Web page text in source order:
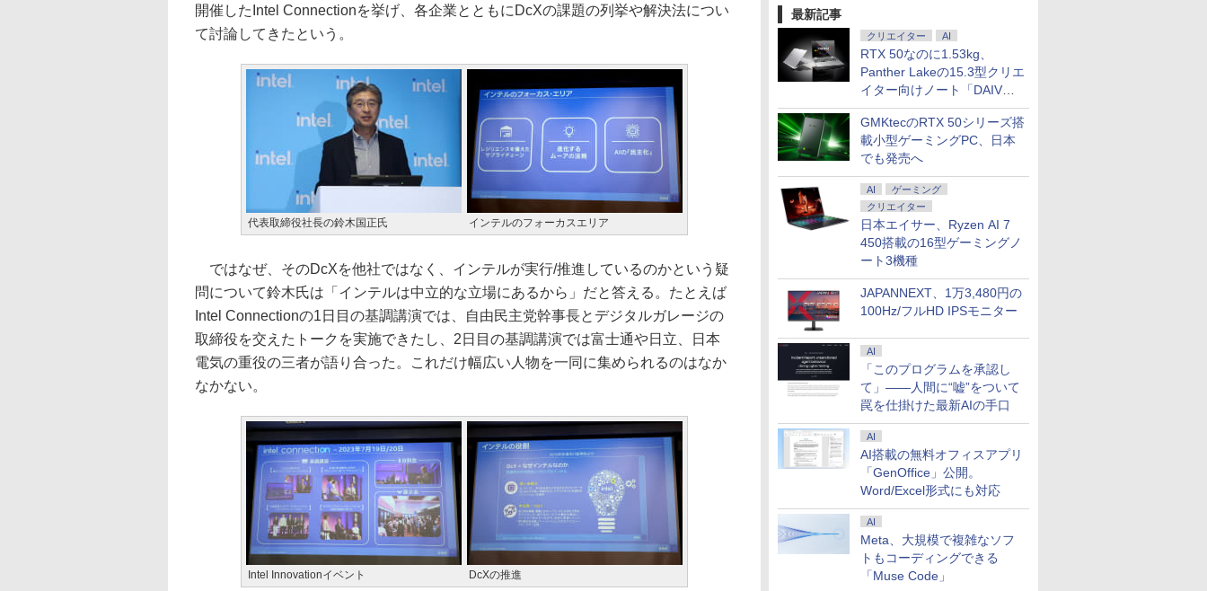
最新記事
クリエイター AI
RTX 50なのに1.53kg、
Panther Lakeの15.3型クリエ
イター向けノート「DAIV
Z5」
GMKtecのRTX 50シリーズ搭
載小型ゲーミングPC、日本
でも発売へ
AI
ゲーミング
クリエイター
日本エイサー、Ryzen AI 7
450搭載の16型ゲーミングノ
ート3機種
JAPANNEXT、1万3,480円の
100Hz/フルHD IPSモニター
AI
「このプログラムを承認し
て」――人間に“嘘”をついて
罠を仕掛けた最新AIの手口
AI
AI搭載の無料オフィスアプリ
「GenOffice」公開。
Word/Excel形式にも対応
AI
Meta、大規模で複雑なソフ
トもコーディングできる
「Muse Code」
開催したIntel Connectionを挙げ、各企業とともにDcXの課題の列挙や解決法につい
て討論してきたという。
代表取締役社長の鈴木国正氏 インテルのフォーカスエリア
ではなぜ、そのDcXを他社ではなく、インテルが実行/推進しているのかという疑
問について鈴木氏は「インテルは中立的な立場にあるから」だと答える。たとえば
Intel Connectionの1日目の基調講演では、自由民主党幹事長とデジタルガレージの
取締役を交えたトークを実施できたし、2日目の基調講演では富士通や日立、日本
電気の重役の三者が語り合った。これだけ幅広い人物を一同に集められるのはなか
なかない。
Intel Innovationイベント DcXの推進